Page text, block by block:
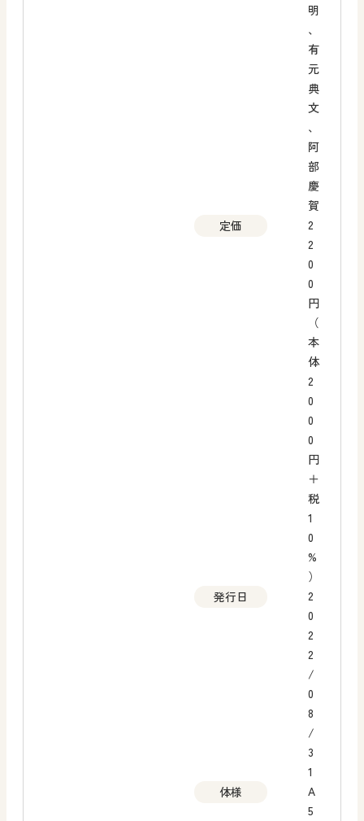
明
、
有
元
典
文
、
阿
部
慶
賀
定価
2
2
0
0
円
（
本
体
2
0
0
0
円
＋
税
1
0
%
）
発行日
2
0
2
2
/
0
8
/
3
1
体様
A
5